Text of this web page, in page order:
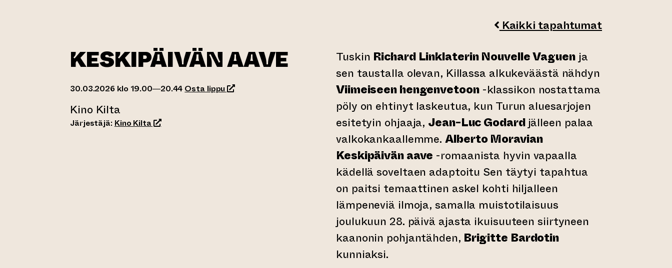
Kaikki tapahtumat
KESKIPÄIVÄN AAVE
30.03.2026 klo 19.00—20.44 Osta lippu (siirtyy toiseen verkkopalveluun)
Kino Kilta
Järjestäjä: Kino Kilta(siirtyy toiseen verkkopalveluun)
Tuskin Richard Linklaterin Nouvelle Vaguenja
sen taustalla olevan, Killassa alkukeväästä nähdyn
Viimeiseen hengenvetoon-klassikon nostattama
pöly on ehtinyt laskeutua, kun Turun aluesarjojen
esitetyin ohjaaja, Jean-Luc Godard jälleen palaa
valkokankaallemme.Alberto Moravian
Keskipäivän aave -romaanista hyvin vapaalla
kädellä soveltaen adaptoitu Sen täytyi tapahtua
on paitsi temaattinen askel kohti hiljalleen
lämpeneviä ilmoja, samalla muistotilaisuus
joulukuun 28. päivä ajasta ikuisuuteen siirtyneen
kaanonin pohjantähden, Brigitte Bardotin
kunniaksi.